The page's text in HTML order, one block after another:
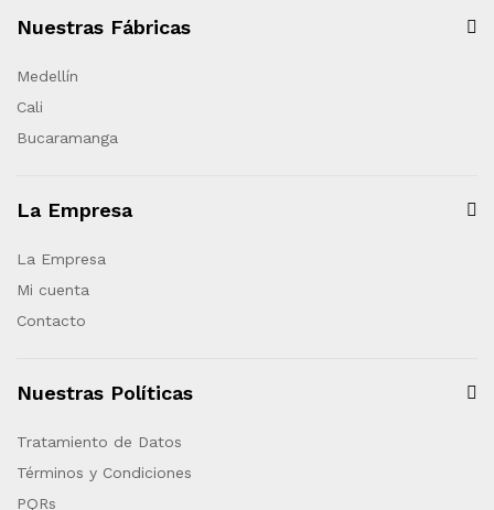
Nuestras Fábricas
Medellín
Cali
Bucaramanga
La Empresa
La Empresa
Mi cuenta
Contacto
Nuestras Políticas
Tratamiento de Datos
Términos y Condiciones
PQRs